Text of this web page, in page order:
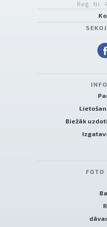
Reģ. Nr.
Biežāk
FOTO